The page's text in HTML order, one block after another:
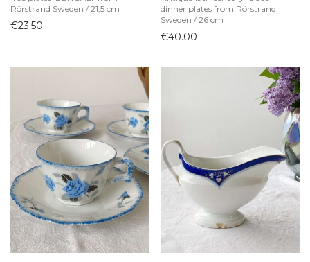
Rörstrand Sweden / 21,5 cm
€23.50
dinner plates from Rörstrand
Sweden / 26 cm
€40.00